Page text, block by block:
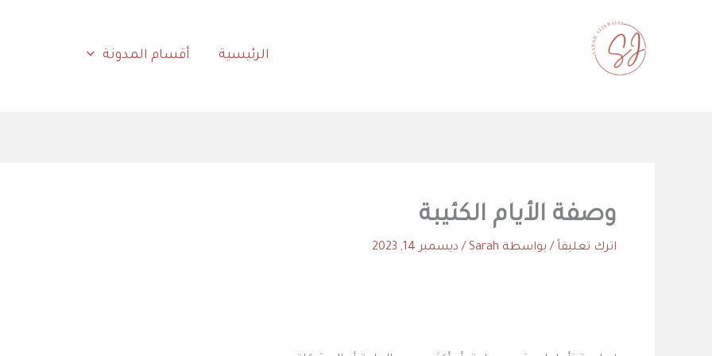
الرئيسية أقسام المدونة
وصفة الأيام الكئيبة
اترك تعليقاً / بواسطة Sarah
/ ديسمبر 14, 2023